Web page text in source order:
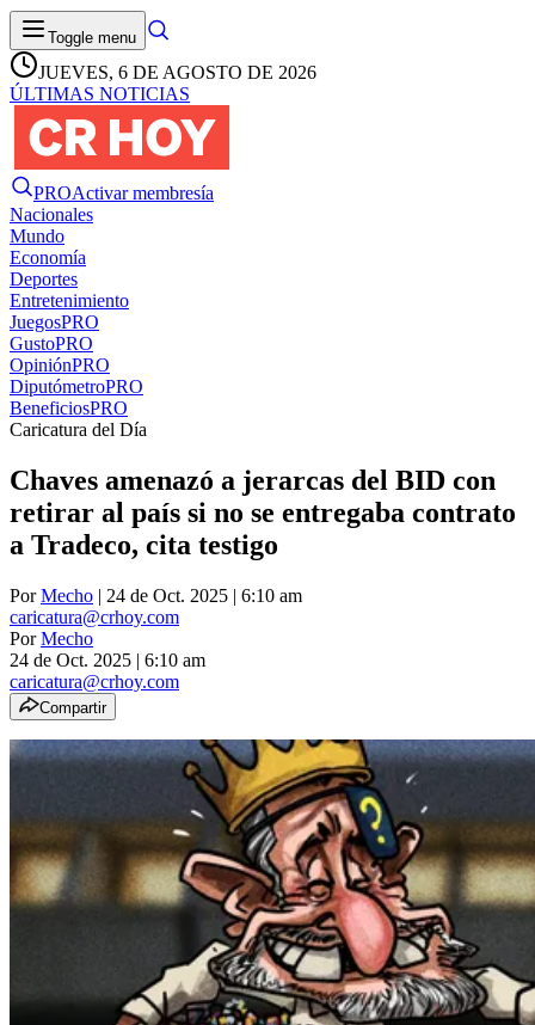
Toggle menu
JUEVES, 6 DE AGOSTO DE 2026
ÚLTIMAS NOTICIAS
PROActivar membresía
Nacionales
Mundo
Economía
Deportes
Entretenimiento
JuegosPRO
GustoPRO
OpiniónPRO
DiputómetroPRO
BeneficiosPRO
Caricatura del Día
Chaves amenazó a jerarcas del BID con
retirar al país si no se entregaba contrato
a Tradeco, cita testigo
PorMecho | 24 de Oct. 2025 | 6:10 am
caricatura@crhoy.com
PorMecho
24 de Oct. 2025 | 6:10 am
caricatura@crhoy.com
Compartir